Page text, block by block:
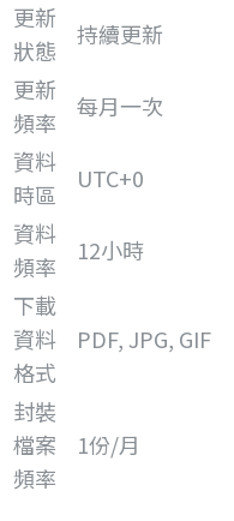
更新
狀態
持續更新
更新
頻率
每月一次
資料
時區
UTC+0
資料
頻率
12小時
下載
資料
格式
PDF, JPG, GIF
封裝
檔案
頻率
1份/月